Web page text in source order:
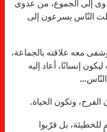
إلى الجموع، من عدوى
النّاس يسرعون إلى
معه علاقته بالجماعة،
إنسانًا، أعاد إليه
وتكون الحياة.
بل قرّبوا